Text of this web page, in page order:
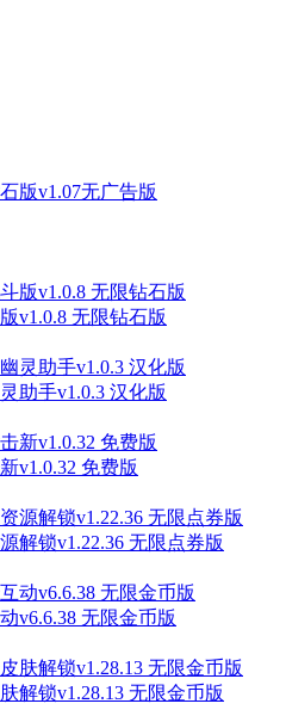
版v1.07无广告版
v1.0.8 无限钻石版
助手v1.0.3 汉化版
v1.0.32 免费版
解锁v1.22.36 无限点券版
v6.6.38 无限金币版
解锁v1.28.13 无限金币版